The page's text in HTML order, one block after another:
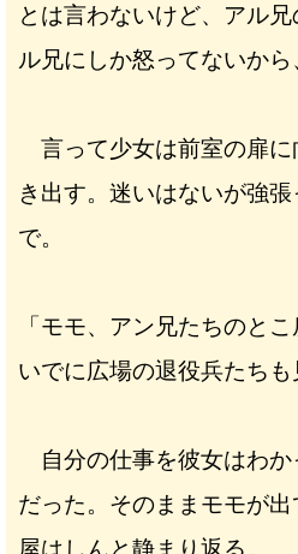
とは言わないけど、アル
ル兄にしか怒ってないか
言って少女は前室の扉に
き出す。迷いはないが強
で。
「モモ、アン兄たちのと
いでに広場の退役兵たち
自分の仕事を彼女はわか
だった。そのままモモが
屋はしんと静まり返る。